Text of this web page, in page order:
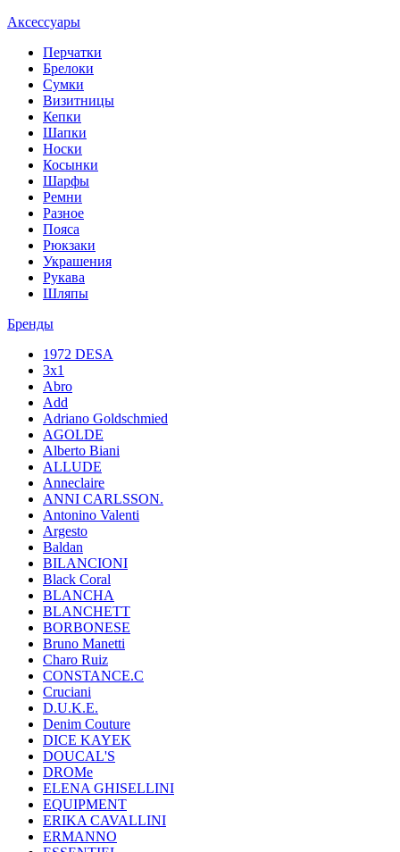
Аксессуары
Перчатки
Брелоки
Сумки
Визитницы
Кепки
Шапки
Носки
Косынки
Шарфы
Ремни
Разное
Пояса
Рюкзаки
Украшения
Рукава
Шляпы
Бренды
1972 DESA
3x1
Abro
Add
Adriano Goldschmied
AGOLDE
Alberto Biani
ALLUDE
Anneclaire
ANNI CARLSSON.
Antonino Valenti
Argesto
Baldan
BILANCIONI
Black Coral
BLANCHA
BLANCHETT
BORBONESE
Bruno Manetti
Charo Ruiz
CONSTANCE.C
Cruciani
D.U.K.E.
Denim Couture
DICE KAYEK
DOUCAL'S
DROMe
ELENA GHISELLINI
EQUIPMENT
ERIKA CAVALLINI
ERMANNO